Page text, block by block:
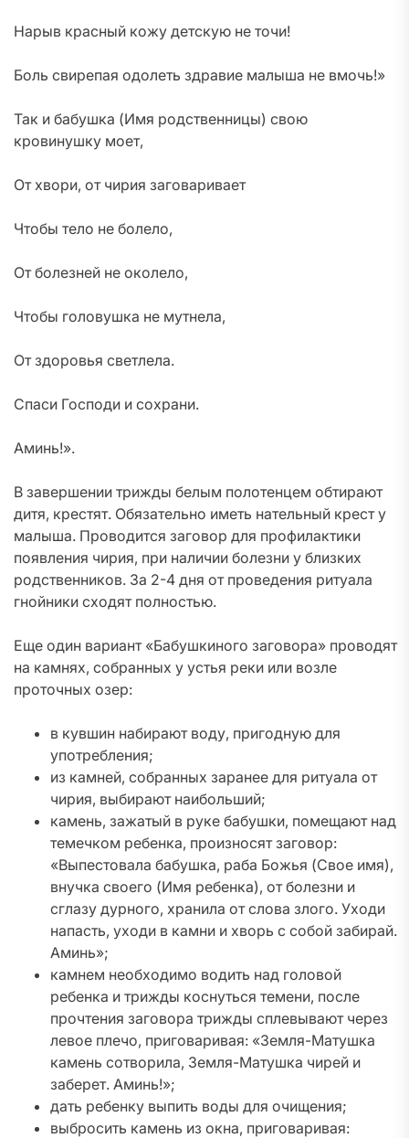
Нарыв красный кожу детскую не точи!
Боль свирепая одолеть здравие малыша не вмочь!»
Так и бабушка (Имя родственницы) свою
кровинушку моет,
От хвори, от чирия заговаривает
Чтобы тело не болело,
От болезней не околело,
Чтобы головушка не мутнела,
От здоровья светлела.
Спаси Господи и сохрани.
Аминь!».
В завершении трижды белым полотенцем обтирают
дитя, крестят. Обязательно иметь нательный крест у
малыша. Проводится заговор для профилактики
появления чирия, при наличии болезни у близких
родственников. За 2-4 дня от проведения ритуала
гнойники сходят полностью.
Еще один вариант «Бабушкиного заговора» проводят
на камнях, собранных у устья реки или возле
проточных озер:
в кувшин набирают воду, пригодную для
употребления;
из камней, собранных заранее для ритуала от
чирия, выбирают наибольший;
камень, зажатый в руке бабушки, помещают над
темечком ребенка, произносят заговор:
«Выпестовала бабушка, раба Божья (Свое имя),
внучка своего (Имя ребенка), от болезни и
сглазу дурного, хранила от слова злого. Уходи
напасть, уходи в камни и хворь с собой забирай.
Аминь»;
камнем необходимо водить над головой
ребенка и трижды коснуться темени, после
прочтения заговора трижды сплевывают через
левое плечо, приговаривая: «Земля-Матушка
камень сотворила, Земля-Матушка чирей и
заберет. Аминь!»;
дать ребенку выпить воды для очищения;
выбросить камень из окна, приговаривая: